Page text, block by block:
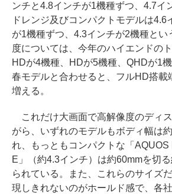
ンチと4.8インチが1機種ずつ、4.7イ
ドレンジ及びコンパクトモデルは4.6
が1機種ずつ、4.3インチが2機種とい
度については、今年のハイエンドの
HDが4機種、HDが5機種、QHDが1機
春モデルと合わせると、フルHD搭載
増える。
これだけ大画面で高解像度のディ
がら、いずれのモデルもボディ幅は
れ、もっともコンパクトな「
E」（約4.3インチ）は約60mmを切
られている。また、これらのサイズ
現しきれないのがホールド感で、各